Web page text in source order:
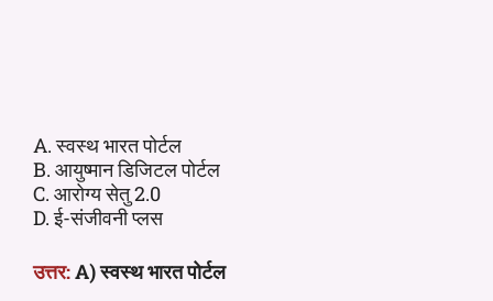
A. स्वस्थ भारत पोर्टल
B. आयुष्मान डिजिटल पोर्टल
C. आरोग्य सेतु 2.0
D. ई-संजीवनी प्लस
उत्तर:A) स्वस्थ भारत पोर्टल